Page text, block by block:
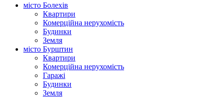
місто Болехів
Квартири
Комерційна нерухомість
Будинки
Земля
місто Бурштин
Квартири
Комерційна нерухомість
Гаражі
Будинки
Земля